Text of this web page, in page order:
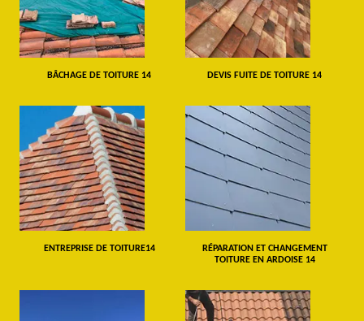
BÂCHAGE DE TOITURE 14 DEVIS FUITE DE TOITURE 14
ENTREPRISE DE TOITURE14
RÉPARATION ET CHANGEMENT
TOITURE EN ARDOISE 14